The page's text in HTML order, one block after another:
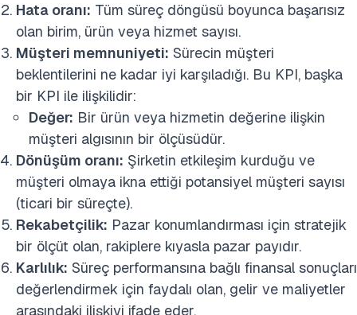
Hata oranı: Tüm süreç döngüsü boyunca başarısız
olan birim, ürün veya hizmet sayısı.
Müşteri memnuniyeti: Sürecin müşteri
beklentilerini ne kadar iyi karşıladığı. Bu KPI, başka
bir KPI ile ilişkilidir:
Değer: Bir ürün veya hizmetin değerine ilişkin
müşteri algısının bir ölçüsüdür.
Dönüşüm oranı: Şirketin etkileşim kurduğu ve
müşteri olmaya ikna ettiği potansiyel müşteri sayısı
(ticari bir süreçte).
Rekabetçilik: Pazar konumlandırması için stratejik
bir ölçüt olan, rakiplere kıyasla pazar payıdır.
Karlılık: Süreç performansına bağlı finansal sonuçları
değerlendirmek için faydalı olan, gelir ve maliyetler
arasındaki ilişkiyi ifade eder.